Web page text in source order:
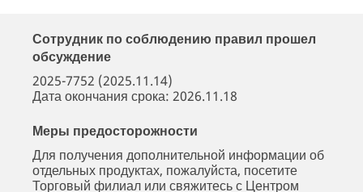
Сотрудник по соблюдению правил прошел
обсуждение
2025-7752 (2025.11.14)
Дата окончания срока: 2026.11.18
Меры предосторожности
Для получения дополнительной информации об
отдельных продуктах, пожалуйста, посетите
Торговый филиал или свяжитесь с Центром